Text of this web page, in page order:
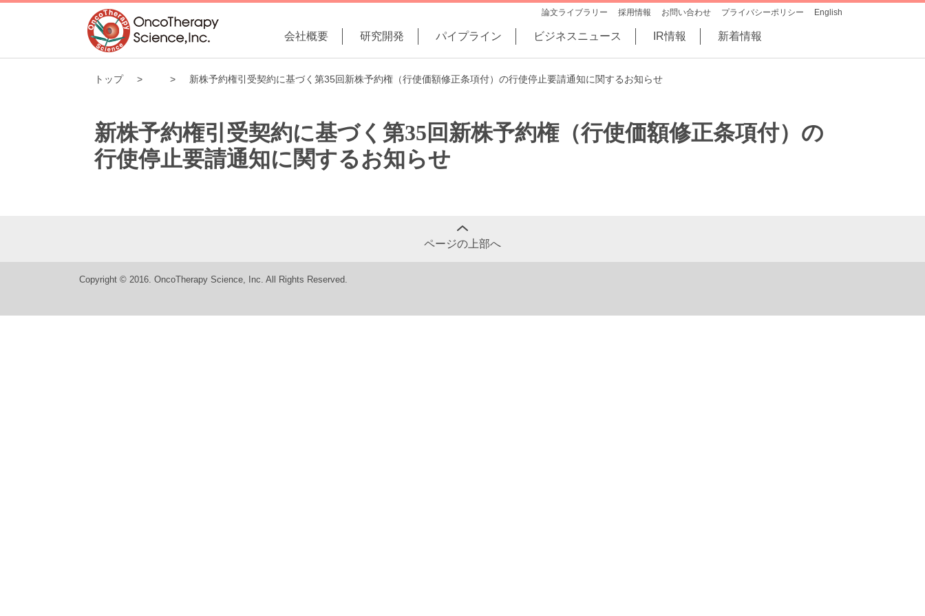
論文ライブラリー 採用情報 お問い合わせ プライバシーポリシー English
会社概要 研究開発 パイプライン ビジネスニュース IR情報 新着情報
トップ 新株予約権引受契約に基づく第35回新株予約権（行使価額修正条項付）の行使停止要請通知に関するお知らせ
新株予約権引受契約に基づく第35回新株予約権（行使価額修正条項付）の
行使停止要請通知に関するお知らせ
ページの上部へ
Copyright © 2016. OncoTherapy Science, Inc. All Rights Reserved.